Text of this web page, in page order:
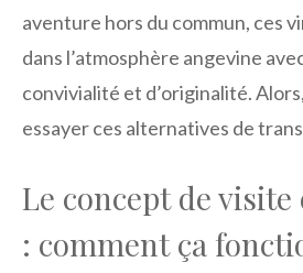
aventure hors du commun, ces
dans l’atmosphère angevine
convivialité et d’originalité.
essayer ces alternatives de
Le concept de
: comment ça